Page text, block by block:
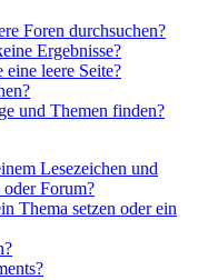
Foren durchsuchen?
Ergebnisse?
leere Seite?
und Themen finden?
Lesezeichen und
Forum?
Thema setzen oder ein